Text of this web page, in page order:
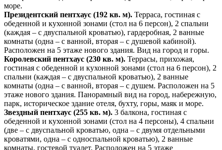
море.
Президентский пентхаус (192 кв. м). Терраса, гостиная с
обеденной и кухонной зонами (стол на 6 персон), 2 спальни
(каждая – с двуспальной кроватью), гардеробная, 2 ванные
комнаты (одна – с ванной, вторая – с душевой кабиной).
Расположен на 5 этаже нового здания. Вид на город и горы.
Королевский пентхаус (230 кв. м). Террасы, прихожая,
гостиная с обеденной и кухонной зонами (стол на 6 персон), 2
спальни (каждая – с двуспальной кроватью), 2 ванные
комнаты (одна – с ванной, вторая – с душем. Расположен на 5
этаже нового здания. Панорамный вид на город, набережную,
парк, историческое здание отеля, бухту, горы, маяк и море.
Звездный пентхаус (255 кв. м). 3 балкона, гостиная с
обеденной и кухонной зонами (стол на 4 персоны), 4 спальни
(две – с двуспальной кроватью, одна – с двумя отдельными
кроватями, одна – с односпальной кроватью), 2 ванные
комнаты, гостевой туалет. Расположен на 5 этаже